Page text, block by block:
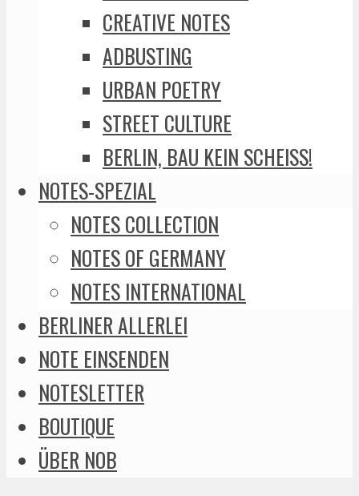
CREATIVE NOTES
ADBUSTING
URBAN POETRY
STREET CULTURE
BERLIN, BAU KEIN SCHEISS!
NOTES-SPEZIAL
NOTES COLLECTION
NOTES OF GERMANY
NOTES INTERNATIONAL
BERLINER ALLERLEI
NOTE EINSENDEN
NOTESLETTER
BOUTIQUE
ÜBER NOB